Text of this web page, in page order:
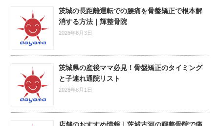
茨城の長距離運転での腰痛を骨盤矯正で根本解
消する方法｜輝整骨院
2026年8月3日
茨城県の産後ママ必見！骨盤矯正のタイミング
と子連れ通院リスト
2026年8月1日